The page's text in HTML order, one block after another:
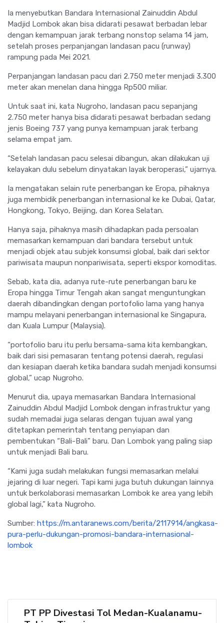
Ia menyebutkan Bandara Internasional Zainuddin Abdul
Madjid Lombok akan bisa didarati pesawat berbadan lebar
dengan kemampuan jarak terbang nonstop selama 14 jam,
setelah proses perpanjangan landasan pacu (runway)
rampung pada Mei 2021.
Perpanjangan landasan pacu dari 2.750 meter menjadi 3.300
meter akan menelan dana hingga Rp500 miliar.
Untuk saat ini, kata Nugroho, landasan pacu sepanjang
2.750 meter hanya bisa didarati pesawat berbadan sedang
jenis Boeing 737 yang punya kemampuan jarak terbang
selama empat jam.
“Setelah landasan pacu selesai dibangun, akan dilakukan uji
kelayakan dulu sebelum dinyatakan layak beroperasi,” ujarnya.
Ia mengatakan selain rute penerbangan ke Eropa, pihaknya
juga membidik penerbangan internasional ke ke Dubai, Qatar,
Hongkong, Tokyo, Beijing, dan Korea Selatan.
Hanya saja, pihaknya masih dihadapkan pada persoalan
memasarkan kemampuan dari bandara tersebut untuk
menjadi objek atau subjek konsumsi global, baik dari sektor
pariwisata maupun nonpariwisata, seperti ekspor komoditas.
Sebab, kata dia, adanya rute-rute penerbangan baru ke
Eropa hingga Timur Tengah akan sangat menguntungkan
daerah dibandingkan dengan portofolio lama yang hanya
mampu melayani penerbangan internasional ke Singapura,
dan Kuala Lumpur (Malaysia).
“portofolio baru itu perlu bersama-sama kita kembangkan,
baik dari sisi pemasaran tentang potensi daerah, regulasi
dan kesiapan daerah ketika bandara sudah menjadi konsumsi
global,” ucap Nugroho.
Menurut dia, upaya memasarkan Bandara Internasional
Zainuddin Abdul Madjid Lombok dengan infrastruktur yang
sudah memadai juga selaras dengan tujuan awal yang
ditetapkan pemerintah tentang penyiapan dan
pembentukan “Bali-Bali” baru. Dan Lombok yang paling siap
untuk menjadi Bali baru.
“Kami juga sudah melakukan fungsi memasarkan melalui
jejaring di luar negeri. Tapi kami juga butuh dukungan lainnya
untuk berkolaborasi memasarkan Lombok ke area yang lebih
global lagi,” kata Nugroho.
Sumber: https://m.antaranews.com/berita/2117914/angkasa-
pura-perlu-dukungan-promosi-bandara-internasional-
lombok
PT PP Divestasi Tol Medan-Kualanamu-